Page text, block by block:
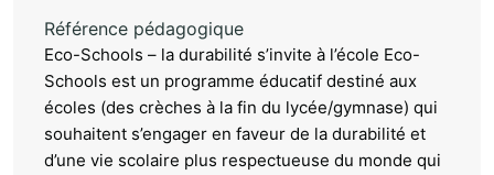
Référence pédagogique
Eco-Schools – la durabilité s’invite à l’école Eco-
Schools est un programme éducatif destiné aux
écoles (des crèches à la fin du lycée/gymnase) qui
souhaitent s’engager en faveur de la durabilité et
d’une vie scolaire plus respectueuse du monde qui